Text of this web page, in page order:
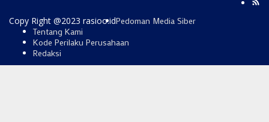
Copy Right @2023 rasioo.idPedoman Media Siber
Tentang Kami
Kode Perilaku Perusahaan
Redaksi